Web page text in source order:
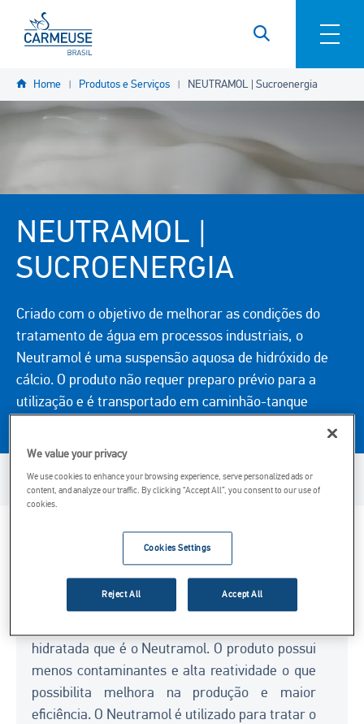
Pular para o conteúdo principal
YOU
ARE
Home Produtos e Serviços NEUTRAMOL | Sucroenergia
NEUTRAMOL |
SUCROENERGIA
Criado com o objetivo de melhorar as condições do
tratamento de água em processos industriais, o
Neutramol é uma suspensão aquosa de hidróxido de
cálcio. O produto não requer preparo prévio para a
utilização e é transportado em caminhão-tanque
Disponibilidade de produto
Considerações principais
A Carmeuse Brasil possui uma tecnologia
avançada para a indústria sucroalcoleira como
hidratada que é o Neutramol. O produto possui
menos contaminantes e alta reatividade o que
possibilita melhora na produção e maior
eficiência. O Neutramol é utilizado para tratar o
We value your privacy
We use cookies to enhance your browsing experience, serve personalized ads or
content, and analyze our traffic. By clicking “Accept All”, you consent to our use of
cookies.
Cookies Settings
Reject All Accept All